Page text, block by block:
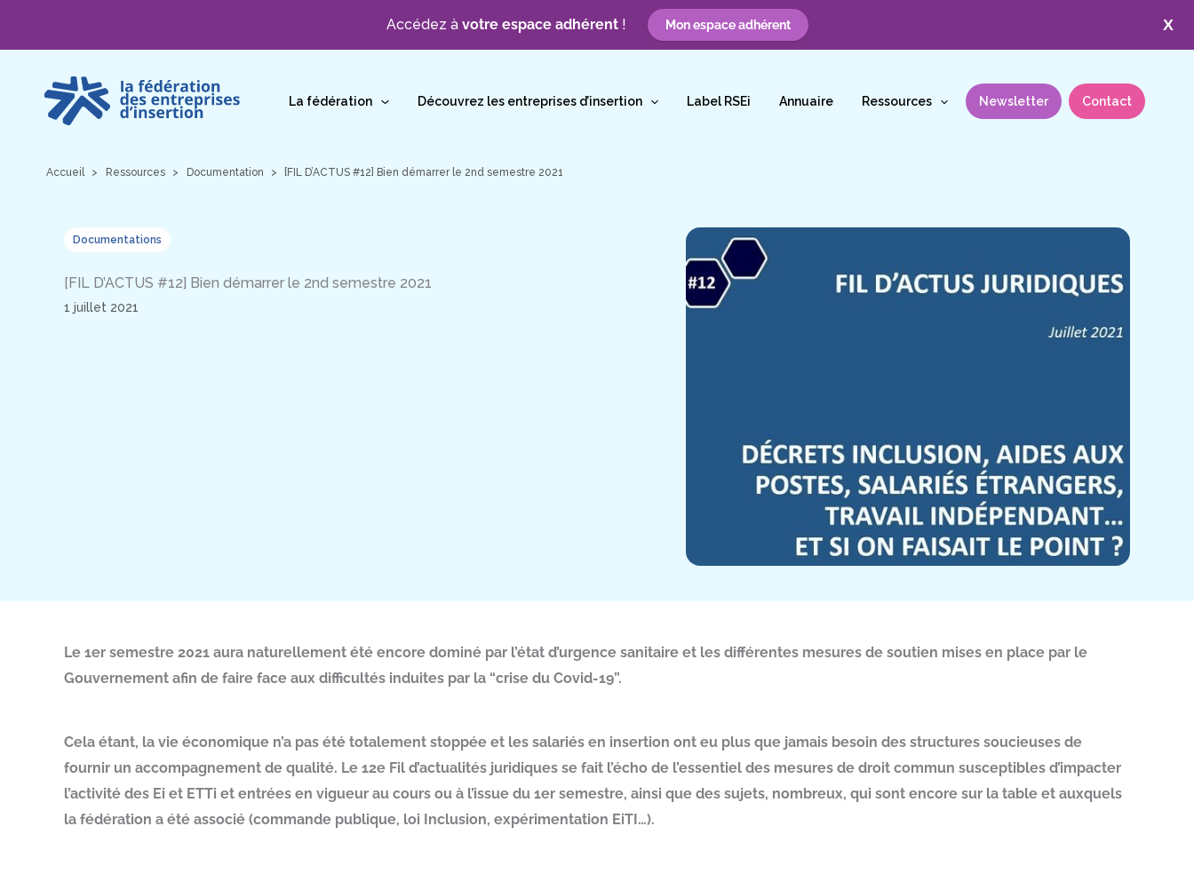
X
Accédez à votre espace adhérent! Mon espace adhérent
contenu
La fédération Découvrez les entreprises d’insertion Label RSEi Annuaire Ressources Newsletter Contact
Accueil Ressources Documentation [FIL D’ACTUS #12] Bien démarrer le 2nd semestre 2021
Documentations
[FIL D’ACTUS #12] Bien démarrer le 2nd semestre 2021
1 juillet 2021
Le 1er semestre 2021 aura naturellement été encore dominé par l’état d’urgence sanitaire et les différentes mesures de soutien mises en place par le
Gouvernement afin de faire face aux difficultés induites par la “crise du Covid-19”.
Cela étant, la vie économique n’a pas été totalement stoppée et les salariés en insertion ont eu plus que jamais besoin des structures soucieuses de
fournir un accompagnement de qualité. Le 12e Fil d’actualités juridiques se fait l’écho de l’essentiel des mesures de droit commun susceptibles d’impacter
l’activité des Ei et ETTi et entrées en vigueur au cours ou à l’issue du 1er semestre, ainsi que des sujets, nombreux, qui sont encore sur la table et auxquels
la fédération a été associé (commande publique, loi Inclusion, expérimentation EiTI…).